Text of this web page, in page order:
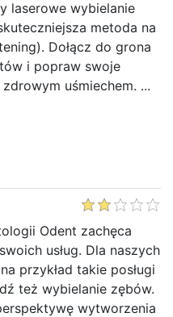
laserowe wybielanie
metoda na
Dołącz do grona
i popraw swoje
uśmiechem. ...
Odent zachęca
usług. Dla naszych
przykład takie posługi
też wybielanie zębów.
wytworzenia